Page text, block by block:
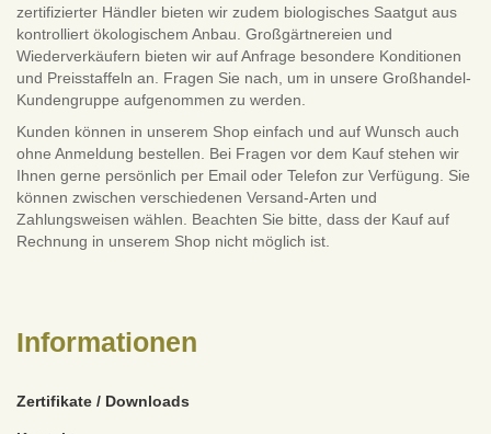
zertifizierter Händler bieten wir zudem biologisches Saatgut aus
kontrolliert ökologischem Anbau. Großgärtnereien und
Wiederverkäufern bieten wir auf Anfrage besondere Konditionen
und Preisstaffeln an. Fragen Sie nach, um in unsere Großhandel-
Kundengruppe aufgenommen zu werden.
Kunden können in unserem Shop einfach und auf Wunsch auch
ohne Anmeldung bestellen. Bei Fragen vor dem Kauf stehen wir
Ihnen gerne persönlich per Email oder Telefon zur Verfügung. Sie
können zwischen verschiedenen Versand-Arten und
Zahlungsweisen wählen. Beachten Sie bitte, dass der Kauf auf
Rechnung in unserem Shop nicht möglich ist.
Informationen
Zertifikate / Downloads